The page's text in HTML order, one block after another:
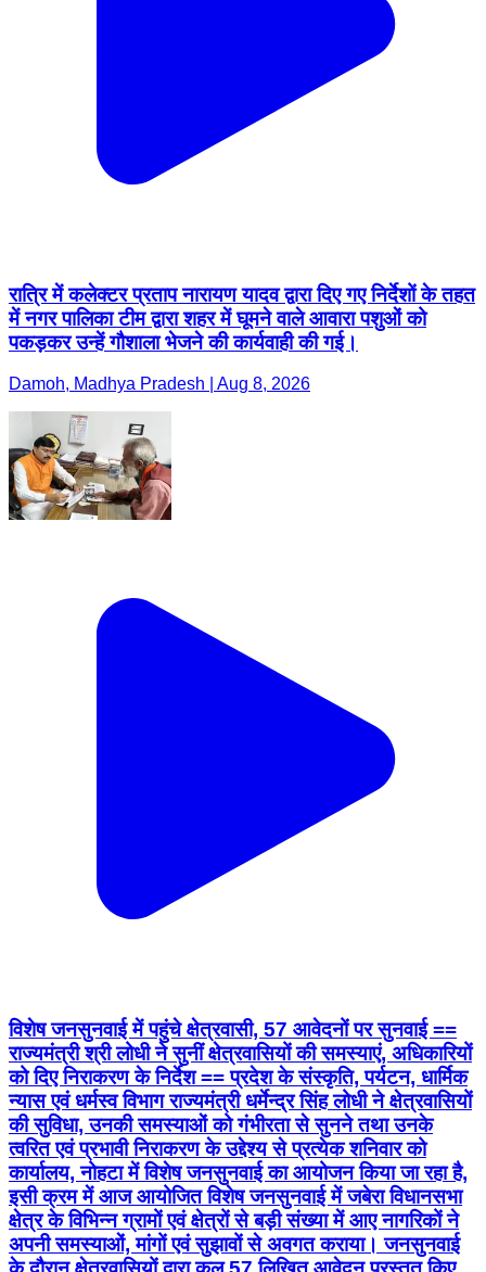
रात्रि में कलेक्टर प्रताप नारायण यादव द्वारा दिए गए निर्देशों के तहत
में नगर पालिका टीम द्वारा शहर में घूमने वाले आवारा पशुओं को
पकड़कर उन्हें गौशाला भेजने की कार्यवाही की गई।
Damoh, Madhya Pradesh | Aug 8, 2026
विशेष जनसुनवाई में पहुंचे क्षेत्रवासी, 57 आवेदनों पर सुनवाई ==
राज्यमंत्री श्री लोधी ने सुनीं क्षेत्रवासियों की समस्याएं, अधिकारियों
को दिए निराकरण के निर्देश == प्रदेश के संस्कृति, पर्यटन, धार्मिक
न्यास एवं धर्मस्व विभाग राज्यमंत्री धर्मेन्द्र सिंह लोधी ने क्षेत्रवासियों
की सुविधा, उनकी समस्याओं को गंभीरता से सुनने तथा उनके
त्वरित एवं प्रभावी निराकरण के उद्देश्य से प्रत्येक शनिवार को
कार्यालय, नोहटा में विशेष जनसुनवाई का आयोजन किया जा रहा है,
इसी क्रम में आज आयोजित विशेष जनसुनवाई में जबेरा विधानसभा
क्षेत्र के विभिन्न ग्रामों एवं क्षेत्रों से बड़ी संख्या में आए नागरिकों ने
अपनी समस्याओं, मांगों एवं सुझावों से अवगत कराया। जनसुनवाई